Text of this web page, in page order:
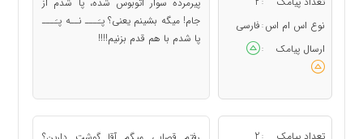
نوع اس ام اس : فارسی
ارسال پیامک
:
جام! میگه بشینم یعنی؟ پـَـــ نــه پـَـــ
پا شدم با هم قدم بزنیم!!!!
: